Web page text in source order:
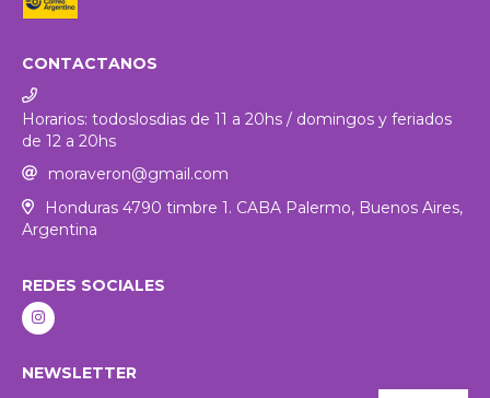
CONTACTANOS
Horarios: todoslosdias de 11 a 20hs / domingos y feriados
de 12 a 20hs
moraveron@gmail.com
Honduras 4790 timbre 1. CABA Palermo, Buenos Aires,
Argentina
REDES SOCIALES
NEWSLETTER